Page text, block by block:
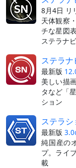
8月4日 リ
天体観察
チな星図
ステラナ
ステラ
最新版
美しい描
タなど「
ション
ステラ
最新版
純国産の
プ。ライ
載